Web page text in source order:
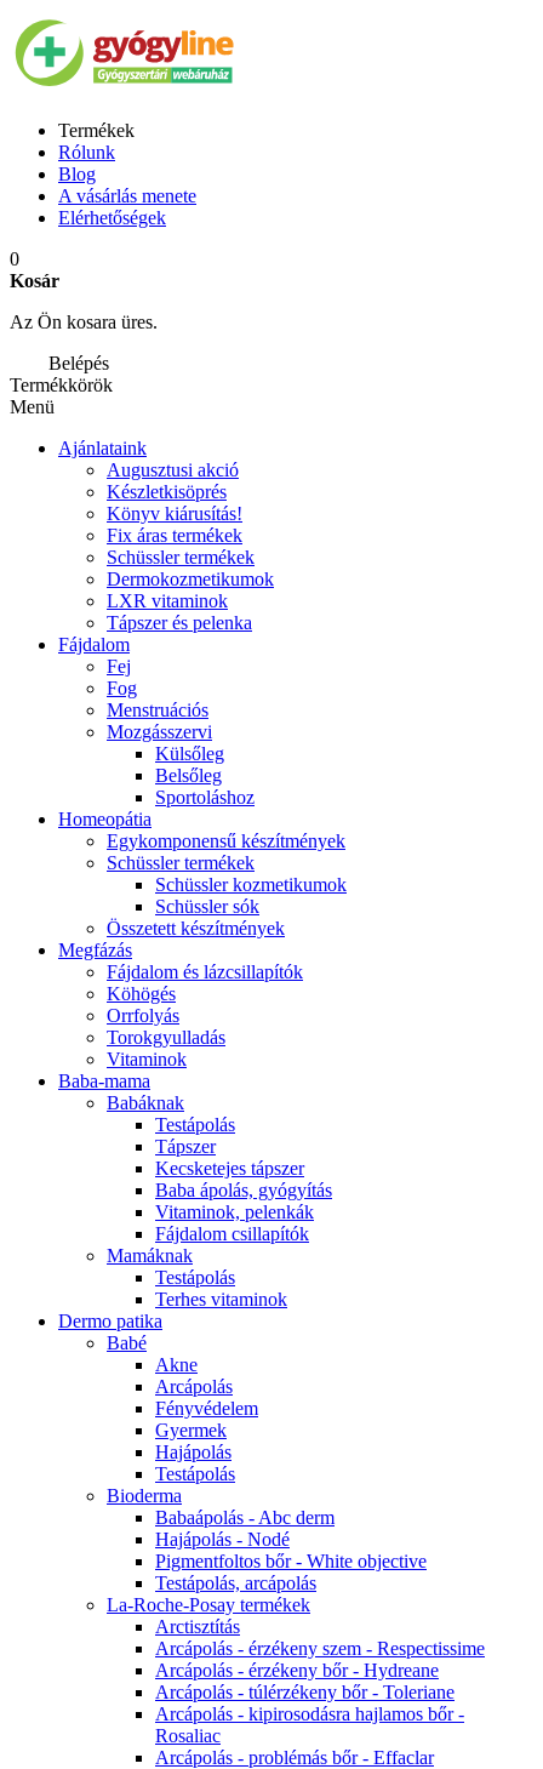
Termékek
Rólunk
Blog
A vásárlás menete
Elérhetőségek
0
Kosár
Az Ön kosara üres.
Belépés
Termékkörök
Menü
Ajánlataink
Augusztusi akció
Készletkisöprés
Könyv kiárusítás!
Fix áras termékek
Schüssler termékek
Dermokozmetikumok
LXR vitaminok
Tápszer és pelenka
Fájdalom
Fej
Fog
Menstruációs
Mozgásszervi
Külsőleg
Belsőleg
Sportoláshoz
Homeopátia
Egykomponensű készítmények
Schüssler termékek
Schüssler kozmetikumok
Schüssler sók
Összetett készítmények
Megfázás
Fájdalom és lázcsillapítók
Köhögés
Orrfolyás
Torokgyulladás
Vitaminok
Baba-mama
Babáknak
Testápolás
Tápszer
Kecsketejes tápszer
Baba ápolás, gyógyítás
Vitaminok, pelenkák
Fájdalom csillapítók
Mamáknak
Testápolás
Terhes vitaminok
Dermo patika
Babé
Akne
Arcápolás
Fényvédelem
Gyermek
Hajápolás
Testápolás
Bioderma
Babaápolás - Abc derm
Hajápolás - Nodé
Pigmentfoltos bőr - White objective
Testápolás, arcápolás
La-Roche-Posay termékek
Arctisztítás
Arcápolás - érzékeny szem - Respectissime
Arcápolás - érzékeny bőr - Hydreane
Arcápolás - túlérzékeny bőr - Toleriane
Arcápolás - kipirosodásra hajlamos bőr -
Rosaliac
Arcápolás - problémás bőr - Effaclar